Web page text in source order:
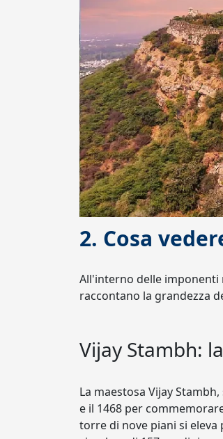
2. Cosa
All'interno delle
raccontano la grandezza
Vijay Stambh:
La maestosa Vijay
e il 1468 per
torre di nove piani si eleva